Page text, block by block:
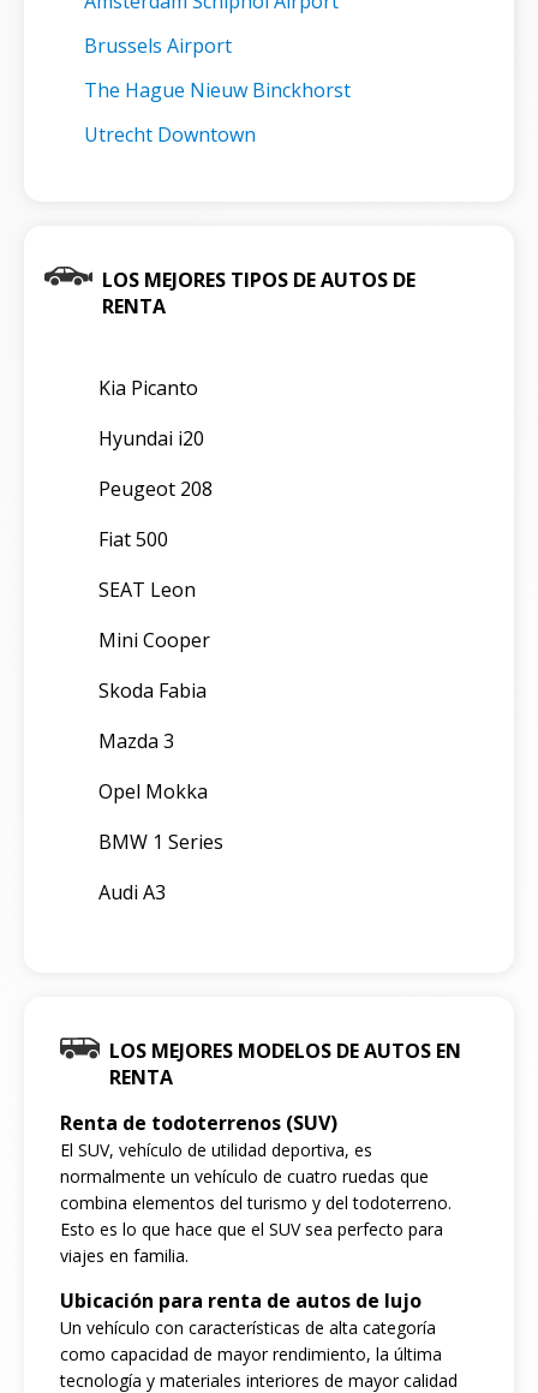
Brussels Airport
The Hague Nieuw Binckhorst
Utrecht Downtown
LOS MEJORES TIPOS DE AUTOS DE
RENTA
Kia Picanto
Hyundai i20
Peugeot 208
Fiat 500
SEAT Leon
Mini Cooper
Skoda Fabia
Mazda 3
Opel Mokka
BMW 1 Series
Audi A3
LOS MEJORES MODELOS DE AUTOS EN
RENTA
Renta de todoterrenos (SUV)
El SUV, vehículo de utilidad deportiva, es
normalmente un vehículo de cuatro ruedas que
combina elementos del turismo y del todoterreno.
Esto es lo que hace que el SUV sea perfecto para
viajes en familia.
Ubicación para renta de autos de lujo
Un vehículo con características de alta categoría
como capacidad de mayor rendimiento, la última
tecnología y materiales interiores de mayor calidad